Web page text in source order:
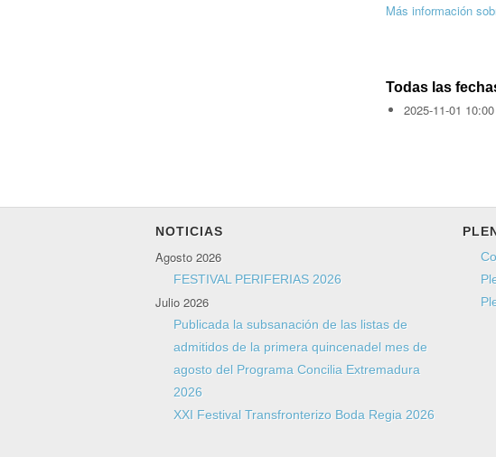
Más información
Todas las
2025-11-01 10:00
NOTICIAS
Agosto 2026
FESTIVAL PERIFERIAS 2026
Julio 2026
Publicada la subsanación de las listas de
admitidos de la primera quincenadel mes de
agosto del Programa Concilia Extremadura
2026
XXI Festival Transfronterizo Boda Regia 2026